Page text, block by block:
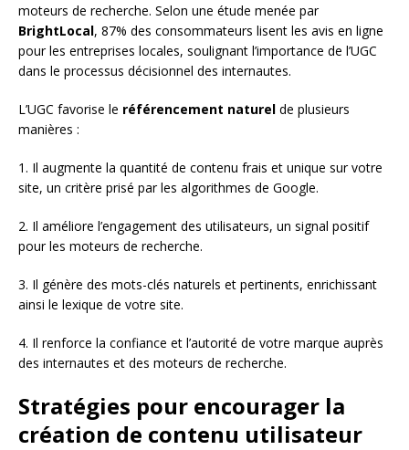
moteurs de recherche. Selon une étude menée par
BrightLocal, 87% des consommateurs lisent les avis en ligne
pour les entreprises locales, soulignant l’importance de l’UGC
dans le processus décisionnel des internautes.
L’UGC favorise le référencement naturel de plusieurs
manières :
1. Il augmente la quantité de contenu frais et unique sur votre
site, un critère prisé par les algorithmes de Google.
2. Il améliore l’engagement des utilisateurs, un signal positif
pour les moteurs de recherche.
3. Il génère des mots-clés naturels et pertinents, enrichissant
ainsi le lexique de votre site.
4. Il renforce la confiance et l’autorité de votre marque auprès
des internautes et des moteurs de recherche.
Stratégies pour encourager la
création de contenu utilisateur